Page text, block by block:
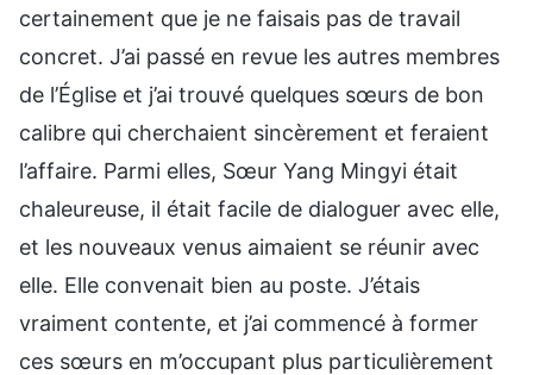
certainement que je ne faisais pas de travail
concret. J’ai passé en revue les autres membres
de l’Église et j’ai trouvé quelques sœurs de bon
calibre qui cherchaient sincèrement et feraient
l’affaire. Parmi elles, Sœur Yang Mingyi était
chaleureuse, il était facile de dialoguer avec elle,
et les nouveaux venus aimaient se réunir avec
elle. Elle convenait bien au poste. J’étais
vraiment contente, et j’ai commencé à former
ces sœurs en m’occupant plus particulièrement